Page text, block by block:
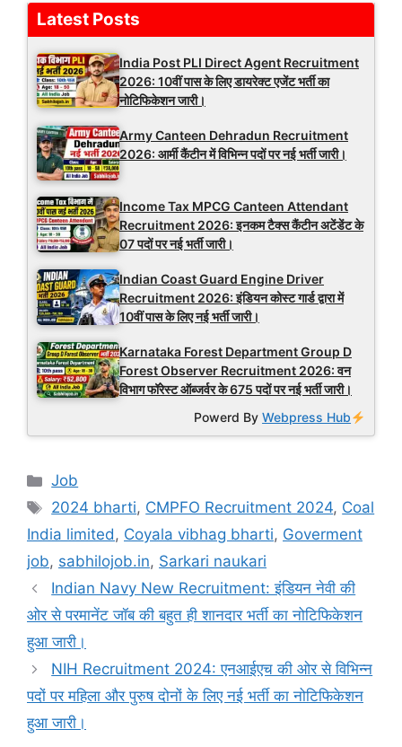
Latest Posts
India Post PLI Direct Agent Recruitment
2026: 10वीं पास के लिए डायरेक्ट एजेंट भर्ती का
नोटिफिकेशन जारी।
Army Canteen Dehradun Recruitment
2026: आर्मी कैंटीन में विभिन्न पदों पर नई भर्ती जारी।
Income Tax MPCG Canteen Attendant
Recruitment 2026: इनकम टैक्स कैंटीन अटेंडेंट के
07 पदों पर नई भर्ती जारी।
Indian Coast Guard Engine Driver
Recruitment 2026: इंडियन कोस्ट गार्ड द्वारा में
10वीं पास के लिए नई भर्ती जारी।
Karnataka Forest Department Group D
Forest Observer Recruitment 2026: वन
विभाग फॉरेस्ट ऑब्जर्वर के 675 पदों पर नई भर्ती जारी।
Powerd ByWebpress Hub
Categories
Job
Tags
2024 bharti, CMPFO Recruitment 2024, Coal
India limited, Coyala vibhag bharti, Goverment
job, sabhilojob.in, Sarkari naukari
Indian Navy New Recruitment: इंडियन नेवी की
ओर से परमानेंट जॉब की बहुत ही शानदार भर्ती का नोटिफिकेशन
हुआ जारी।
NIH Recruitment 2024: एनआईएच की ओर से विभिन्न
पदों पर महिला और पुरुष दोनों के लिए नई भर्ती का नोटिफिकेशन
हुआ जारी।